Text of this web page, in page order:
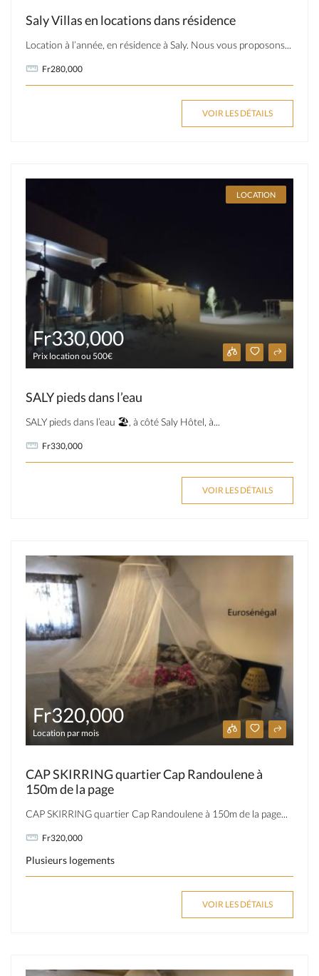
Saly Villas en locations dans résidence
Location à l’année, en résidence à Saly. Nous vous proposons...
Fr280,000
VOIR LES DÉTAILS
LOCATION
Fr330,000
Prix location ou 500€
SALY pieds dans l’eau
SALY pieds dans l’eau 🏖, à côté Saly Hôtel, à...
Fr330,000
VOIR LES DÉTAILS
Fr320,000
Location par mois
CAP SKIRRING quartier Cap Randoulene à
150m de la page
CAP SKIRRING quartier Cap Randoulene à 150m de la page...
Fr320,000
Plusieurs logements
VOIR LES DÉTAILS